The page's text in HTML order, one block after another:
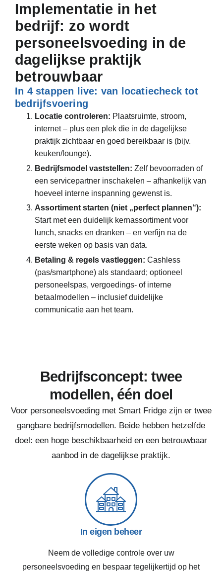
Implementatie in het
bedrijf: zo wordt
personeelsvoeding in de
dagelijkse praktijk
betrouwbaar
In 4 stappen live: van locatiecheck tot
bedrijfsvoering
Locatie controleren: Plaatsruimte, stroom,
internet – plus een plek die in de dagelijkse
praktijk zichtbaar en goed bereikbaar is (bijv.
keuken/lounge).
Bedrijfsmodel vaststellen: Zelf bevoorraden of
een servicepartner inschakelen – afhankelijk van
hoeveel interne inspanning gewenst is.
Assortiment starten (niet „perfect plannen“):
Start met een duidelijk kernassortiment voor
lunch, snacks en dranken – en verfijn na de
eerste weken op basis van data.
Betaling & regels vastleggen: Cashless
(pas/smartphone) als standaard; optioneel
personeelspas, vergoedings- of interne
betaalmodellen – inclusief duidelijke
communicatie aan het team.
Bedrijfsconcept: twee
modellen, één doel
Voor personeelsvoeding met Smart Fridge zijn er twee
gangbare bedrijfsmodellen. Beide hebben hetzelfde
doel: een hoge beschikbaarheid en een betrouwbaar
aanbod in de dagelijkse praktijk.
In eigen beheer
Neem de volledige controle over uw
personeelsvoeding en bespaar tegelijkertijd op het